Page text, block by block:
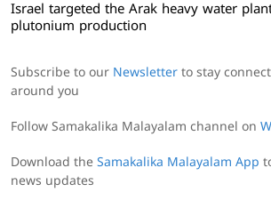
Israel targeted the Arak heavy water
plutonium production
Subscribe to our Newsletter to stay
around you
Follow Samakalika Malayalam channel on
Download the Samakalika Malayalam App
news updates